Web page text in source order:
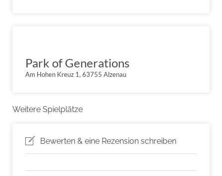
Park of Generations
Am Hohen Kreuz 1, 63755 Alzenau
Weitere Spielplätze
Bewerten & eine Rezension schreiben